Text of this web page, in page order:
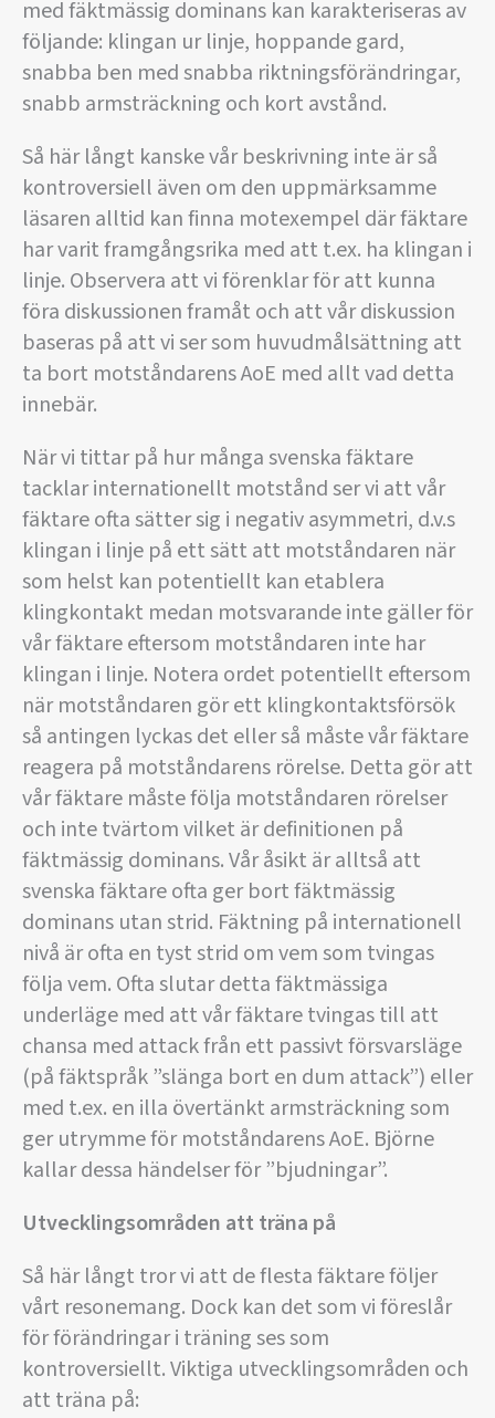
med fäktmässig dominans kan karakteriseras av
följande: klingan ur linje, hoppande gard,
snabba ben med snabba riktningsförändringar,
snabb armsträckning och kort avstånd.
Så här långt kanske vår beskrivning inte är så
kontroversiell även om den uppmärksamme
läsaren alltid kan finna motexempel där fäktare
har varit framgångsrika med att t.ex. ha klingan i
linje. Observera att vi förenklar för att kunna
föra diskussionen framåt och att vår diskussion
baseras på att vi ser som huvudmålsättning att
ta bort motståndarens AoE med allt vad detta
innebär.
När vi tittar på hur många svenska fäktare
tacklar internationellt motstånd ser vi att vår
fäktare ofta sätter sig i negativ asymmetri, d.v.s
klingan i linje på ett sätt att motståndaren när
som helst kan potentiellt kan etablera
klingkontakt medan motsvarande inte gäller för
vår fäktare eftersom motståndaren inte har
klingan i linje. Notera ordet potentiellt eftersom
när motståndaren gör ett klingkontaktsförsök
så antingen lyckas det eller så måste vår fäktare
reagera på motståndarens rörelse. Detta gör att
vår fäktare måste följa motståndaren rörelser
och inte tvärtom vilket är definitionen på
fäktmässig dominans. Vår åsikt är alltså att
svenska fäktare ofta ger bort fäktmässig
dominans utan strid. Fäktning på internationell
nivå är ofta en tyst strid om vem som tvingas
följa vem. Ofta slutar detta fäktmässiga
underläge med att vår fäktare tvingas till att
chansa med attack från ett passivt försvarsläge
(på fäktspråk ”slänga bort en dum attack”) eller
med t.ex. en illa övertänkt armsträckning som
ger utrymme för motståndarens AoE. Björne
kallar dessa händelser för ”bjudningar”.
Utvecklingsområden att träna på
Så här långt tror vi att de flesta fäktare följer
vårt resonemang. Dock kan det som vi föreslår
för förändringar i träning ses som
kontroversiellt. Viktiga utvecklingsområden och
att träna på: